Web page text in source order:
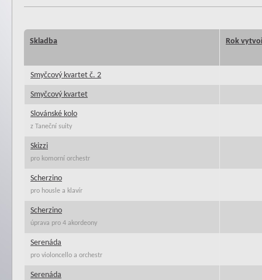
Skladba Rok
Smyčcový kvartet č. 2
Smyčcový kvartet
Slovánské kolo
z Taneční suity
Skizzi
pro komorní orchestr
Scherzino
pro housle a klavír
Scherzino
úprava pro 4 akordeony
Serenáda
pro violoncello a orchestr
Serenáda